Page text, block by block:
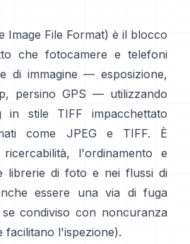
Image File Format) è il blocco
che fotocamere e telefoni
di immagine — esposizione,
persino GPS — utilizzando
in stile TIFF impacchettato
come JPEG e TIFF. È
l'ordinamento e
librerie di foto e nei flussi di
essere una via di fuga
condiviso con noncuranza
facilitano l'ispezione).